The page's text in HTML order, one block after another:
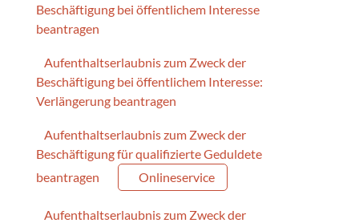
Beschäftigung bei öffentlichem Interesse
beantragen
Aufenthaltserlaubnis zum Zweck der
Beschäftigung bei öffentlichem Interesse:
Verlängerung beantragen
Aufenthaltserlaubnis zum Zweck der
Beschäftigung für qualifizierte Geduldete
beantragen
Onlineservice
Aufenthaltserlaubnis zum Zweck der